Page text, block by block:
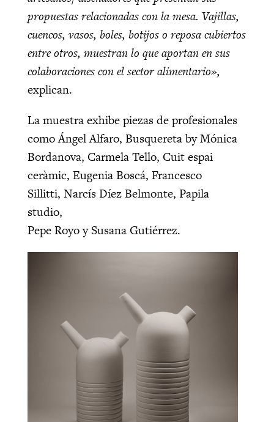
propuestas relacionadas con la mesa. Vajillas,
cuencos, vasos, boles, botijos o reposa cubiertos
entre otros, muestran lo que aportan en sus
colaboraciones con el sector alimentario»,
explican.
La muestra exhibe piezas de profesionales
como Ángel Alfaro, Busquereta by Mónica
Bordanova, Carmela Tello, Cuit espai
ceràmic, Eugenia Boscá, Francesco
Sillitti, Narcís Díez Belmonte, Papila
studio,
Pepe Royo y Susana Gutiérrez.